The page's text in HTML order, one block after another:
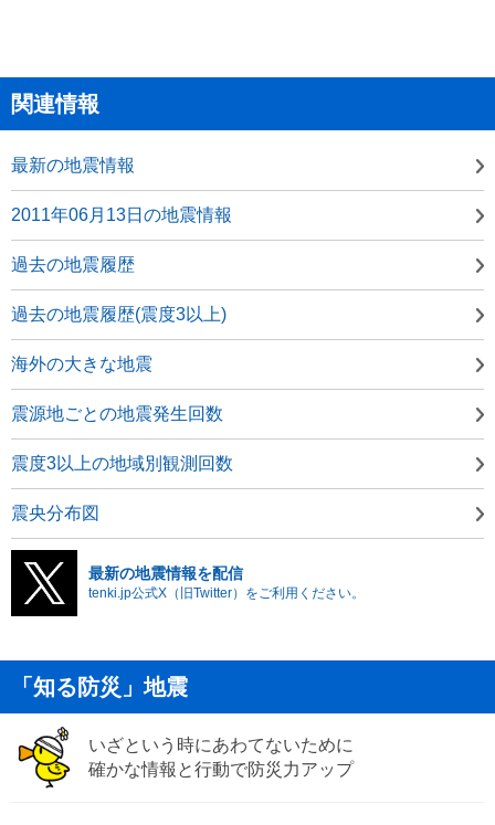
関連情報
最新の地震情報
2011年06月13日の地震情報
過去の地震履歴
過去の地震履歴(震度3以上)
海外の大きな地震
震源地ごとの地震発生回数
震度3以上の地域別観測回数
震央分布図
最新の地震情報を配信
tenki.jp公式X（旧Twitter）をご利用ください。
「知る防災」地震
いざという時にあわてないために
確かな情報と行動で防災力アップ